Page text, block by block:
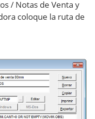
/ Notas de Venta y
coloque la ruta de